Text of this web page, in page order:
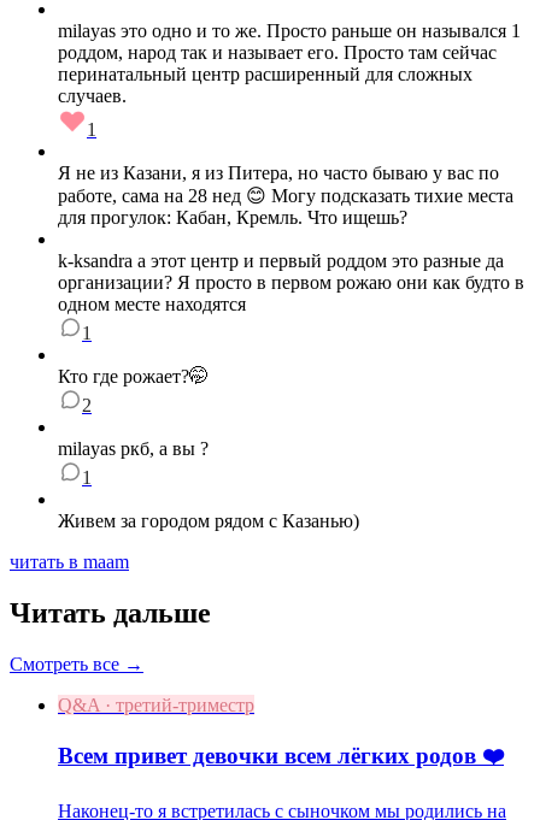
milayas это одно и то же. Просто раньше он назывался 1
роддом, народ так и называет его. Просто там сейчас
перинатальный центр расширенный для сложных
случаев.
1
Я не из Казани, я из Питера, но часто бываю у вас по
работе, сама на 28 нед 😊 Могу подсказать тихие места
для прогулок: Кабан, Кремль. Что ищешь?
k-ksandra а этот центр и первый роддом это разные да
организации? Я просто в первом рожаю они как будто в
одном месте находятся
1
Кто где рожает?🤭
2
milayas ркб, а вы ?
1
Живем за городом рядом с Казанью)
читать в maam
Читать дальше
Смотреть все →
Q&A · третий-триместр
Всем привет девочки всем лёгких родов ❤️
Наконец-то я встретилась с сыночком мы родились на